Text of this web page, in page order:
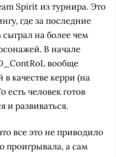
Spirit из турнира. Это
где за последние
на более чем
В начале
вообще
качестве керри (на
есть человек готов
и развиваться.
все это не приводило
проигрывала, а сам